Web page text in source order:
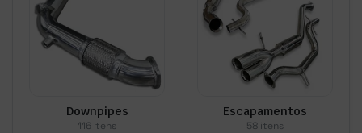
Downpipes
116 itens
Escapamentos
58 itens